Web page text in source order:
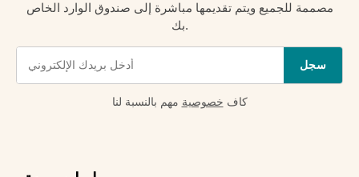
مصممة للجميع ويتم تقديمها مباشرة إلى صندوق الوارد الخاص
بك.
سجل
كاف خصوصية مهم بالنسبة لنا